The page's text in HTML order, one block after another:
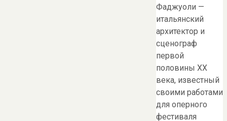
Фаджуоли —
итальянский
архитектор и
сценограф
первой
половины ХХ
века, известный
своими работами
для оперного
фестиваля